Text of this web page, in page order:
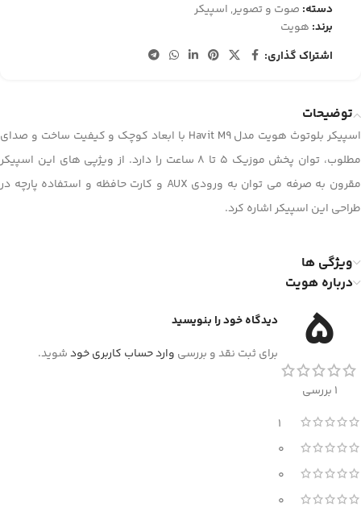
دسته: صوت و تصویر, اسپیکر
برند: هویت
اشتراک گذاری:
توضیحات
اسپیکر بلوتوث هویت مدل Havit M9 با ابعاد کوچک و کیفیت ساخت و صدای
مطلوب، توان پخش موزیک 5 تا 8 ساعت را دارد. از ویژپی های این اسپیکر
مقرون به صرفه می توان به ورودی AUX و کارت حافظه و استفاده پارچه در
طراحی این اسپیکر اشاره کرد.
ویژگی ها
درباره هویت
5
1 بررسی
1
0
0
0
دیدگاه خود را بنویسید
برای ثبت نقد و بررسی وارد حساب کاربری خودشوید.